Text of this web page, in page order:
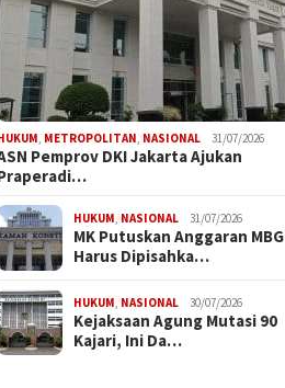
METROPOLITAN NASIONAL 31/07/2026
Pemprov DKI Jakarta Ajukan
HUKUM NASIONAL 31/07/2026
MK Putuskan Anggaran MBG
Harus Dipisahka…
HUKUM NASIONAL 30/07/2026
Kejaksaan Agung Mutasi 90
Kajari, Ini Da…